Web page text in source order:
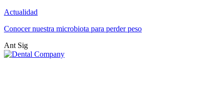
Actualidad
Conocer nuestra microbiota para perder peso
Ant Sig